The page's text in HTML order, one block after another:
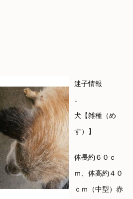
迷子情報
↓
犬【雑種（め
す）】
体長約６０ｃ
ｍ、体高約４０
ｃｍ（中型）赤